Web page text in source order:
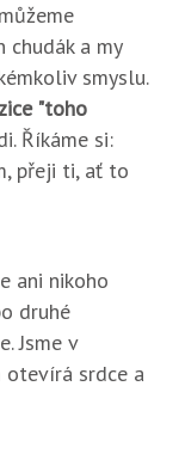
chudák a my
smyslu.
"toho
Říkáme si:
přeji ti, ať to
ani nikoho
druhé
Jsme v
otevírá srdce a